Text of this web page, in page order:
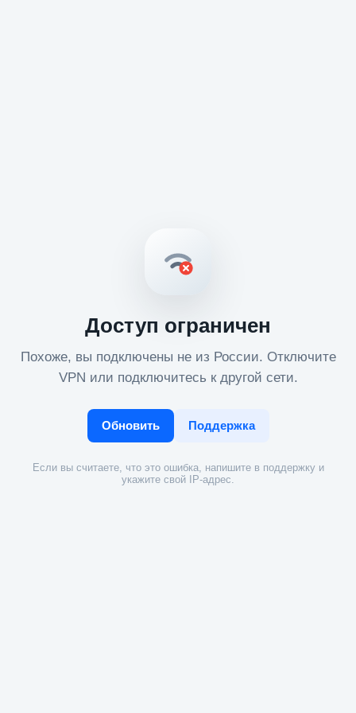
Доступ ограничен
Похоже, вы подключены не из России. Отключите
VPN или подключитесь к другой сети.
Обновить Поддержка
Если вы считаете, что это ошибка, напишите в поддержку и
укажите свой IP-адрес.